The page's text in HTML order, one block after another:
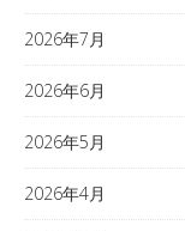
2026年7月
2026年6月
2026年5月
2026年4月